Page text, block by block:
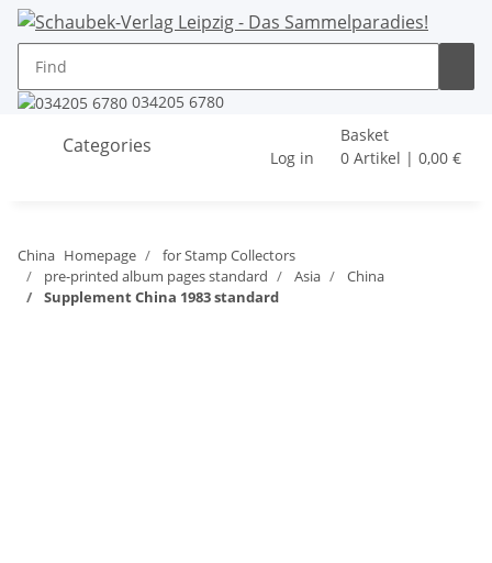
034205 6780
Categories
Log in
Basket
0 Artikel | 0,00 €
China Homepage
for Stamp Collectors
pre-printed album pages standard
Asia
China
Supplement China 1983 standard